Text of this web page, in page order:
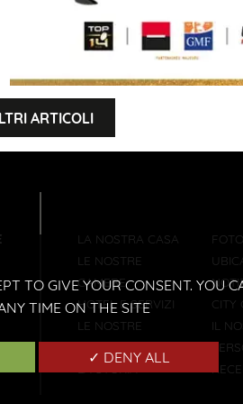
ARTICOLI
LA NOSTRA CASA
LE NOSTRE
CAMERE
HOTEL E SERVIZI
LE NOSTRE
OFFERTE
FOTO
CITY
IL
TO GIVE YOUR CONSENT. YOU
TIME ON THE SITE
✓ DENY ALL